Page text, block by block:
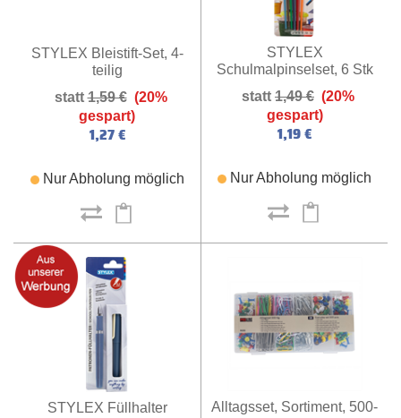
STYLEX Bleistift-Set, 4-
teilig
1,59 € (20%
gespart)
1,27 €
Nur Abholung möglich
STYLEX
Schulmalpinselset, 6 Stk
1,49 € (20%
gespart)
1,19 €
Nur Abholung möglich
STYLEX Füllhalter
Alltagsset, Sortiment, 500-